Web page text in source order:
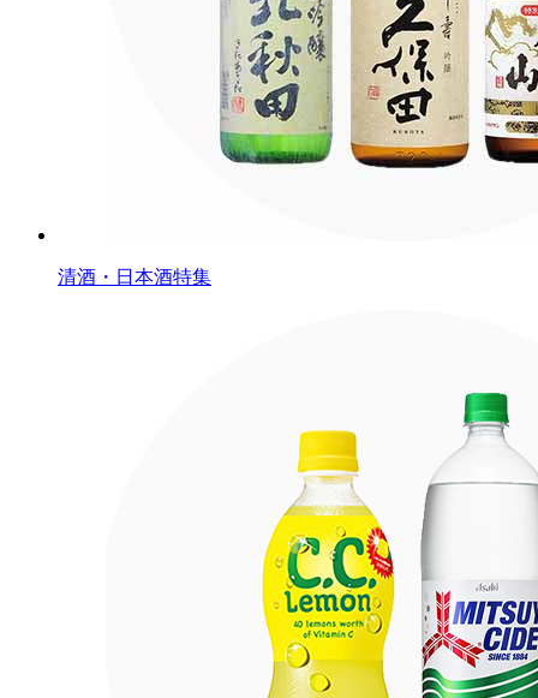
清酒・日本酒特集